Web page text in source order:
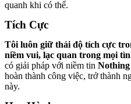
quanh khi có thể.
Tích Cực
Tôi luôn giữ thái độ tích cực
niềm vui, lạc quan trong mọi
có giải pháp với niềm tin Nothing
hoàn thành công việc, trở thành
này.